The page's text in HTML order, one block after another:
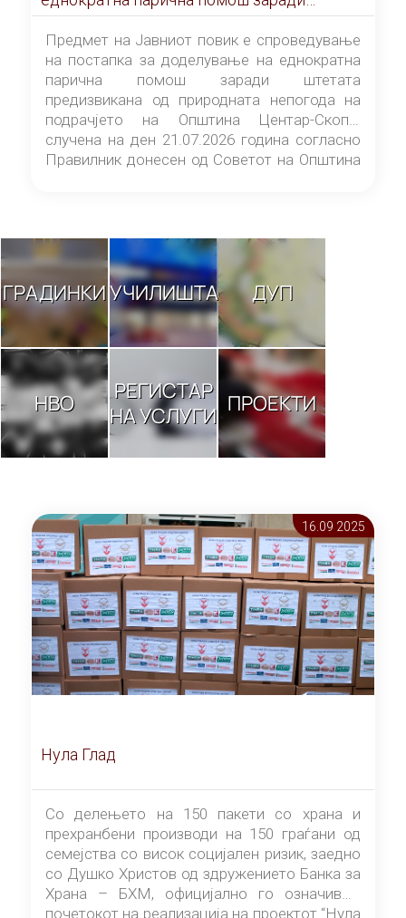
штетата предизвикана од природната
непогода на подрачјето на Општина
Центар-Скопје случена на ден 21.07.2026
година
Предмет на Јавниот повик е спроведување
на постапка за доделување на еднократна
парична помош заради штетата
предизвикана од природната непогода на
подрачјето на Општина Центар-Скопје
случена на ден 21.07.2026 година согласно
Правилник донесен од Советот на Општина
ГРАДИНКИУЧИЛИШТА ДУП
НВО
РЕГИСТАР
НА УСЛУГИ ПРОЕКТИ
16.09 2025
Нула Глад
Со делењето на 150 пакети со храна и
прехранбени производи на 150 граѓани од
семејства со висок социјален ризик, заедно
со Душко Христов од здружението Банка за
Храна – БХМ, официјално го означивме
почетокот на реализација на проектот “Нула